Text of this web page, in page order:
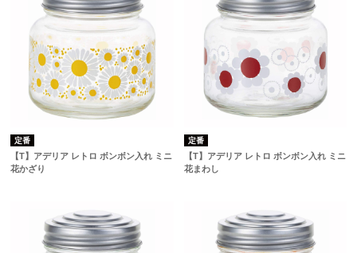
定番
【T】アデリア レトロ ボンボン入れ ミニ
花かざり
定番
【T】アデリア レトロ ボンボン入れ ミニ
花まわし